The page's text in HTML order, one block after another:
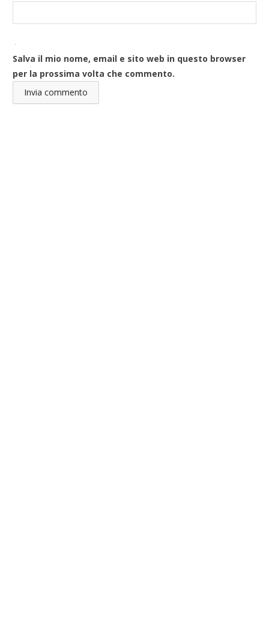
Salva il mio nome, email e sito web in questo browser
per la prossima volta che commento.